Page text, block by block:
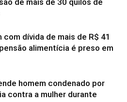
de mais de 30 quilos de
com dívida de mais de R$ 41
alimentícia é preso em
homem condenado por
contra a mulher durante